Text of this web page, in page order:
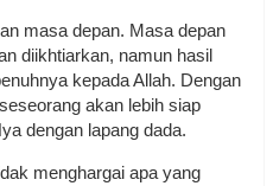
masa depan. Masa depan
diikhtiarkan, namun hasil
kepada Allah. Dengan
akan lebih siap
dengan lapang dada.
menghargai apa yang